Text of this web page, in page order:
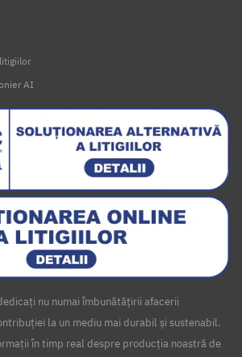
AI
nu numai îmbunătățirii afacerii
la un mediu mai durabil și sustenabil.
în timp real despre producția noastră de